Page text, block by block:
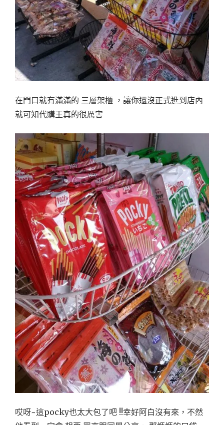
在門口就有滿滿的 三層架櫃 ，讓你還沒正式進到店內
就可知代購王真的很厲害
哎呀~這pocky也太大包了吧 !!幸好阿白沒有來，不然